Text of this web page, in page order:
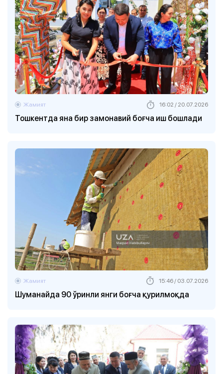
Тошкентда яна бир замонавий боғча иш бошлади
Жамият 16:02 / 20.07.2026
Шуманайда 90 ўринли янги боғча қурилмоқда
Жамият 15:46 / 03.07.2026